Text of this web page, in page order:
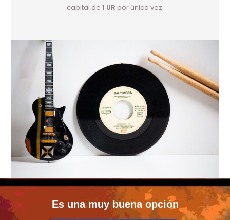
capital de 1 UR por única vez.
Es una muy buena opción